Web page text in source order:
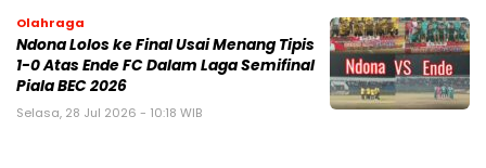
Olahraga
Ndona Lolos ke Final Usai Menang Tipis
1-0 Atas Ende FC Dalam Laga Semifinal
Piala BEC 2026
Selasa, 28 Jul 2026 - 10:18 WIB